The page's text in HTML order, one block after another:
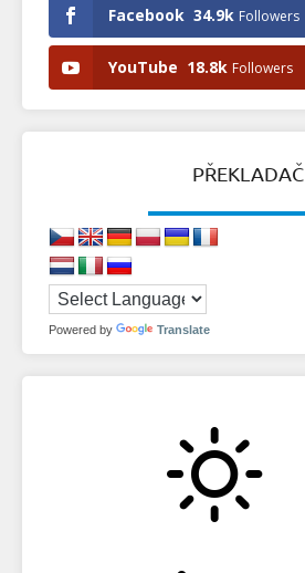
Facebook 34.9k Followers
YouTube 18.8k Followers
PŘEKLADAČ
Powered by Translate